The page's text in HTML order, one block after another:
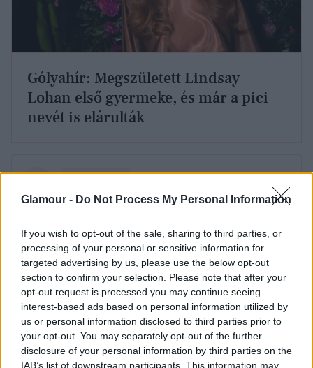
Glamour - Do Not Process My Personal Information
If you wish to opt-out of the sale, sharing to third parties, or
processing of your personal or sensitive information for
targeted advertising by us, please use the below opt-out
section to confirm your selection. Please note that after your
opt-out request is processed you may continue seeing
interest-based ads based on personal information utilized by
us or personal information disclosed to third parties prior to
your opt-out. You may separately opt-out of the further
disclosure of your personal information by third parties on the
IAB’s list of downstream participants. This information may
Gólyahír: Megszületett Lindsay
Lohan első gyermeke, és már a pici
nevét is elárulták